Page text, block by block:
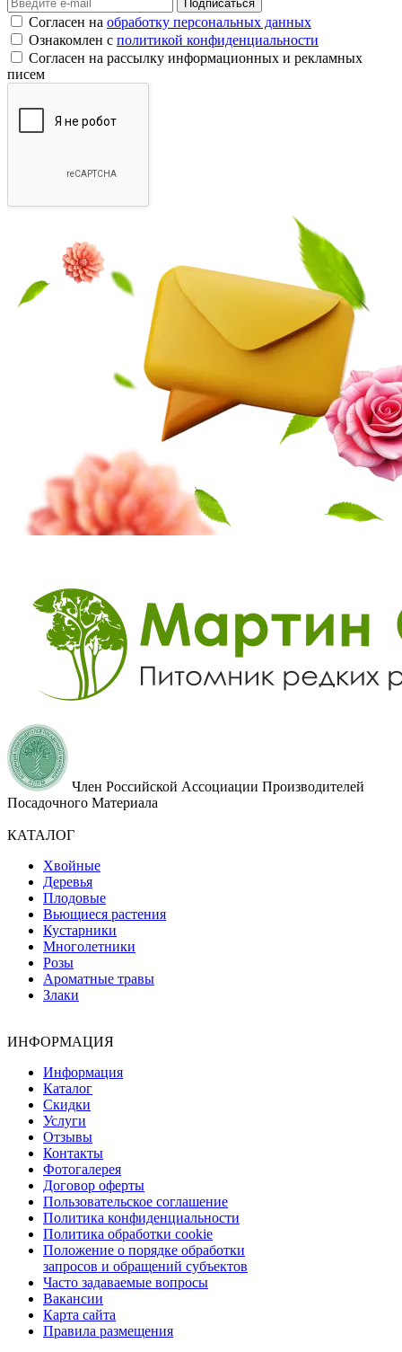
Согласен на обработку персональных данных
Ознакомлен с политикой конфиденциальности
Согласен на рассылку информационных и рекламных
писем
Член Российской Ассоциации Производителей
Посадочного Материала
КАТАЛОГ
Хвойные
Деревья
Плодовые
Вьющиеся растения
Кустарники
Многолетники
Розы
Ароматные травы
Злаки
ИНФОРМАЦИЯ
Информация
Каталог
Скидки
Услуги
Отзывы
Контакты
Фотогалерея
Договор оферты
Пользовательское соглашение
Политика конфиденциальности
Политика обработки cookie
Положение о порядке обработки
запросов и обращений субъектов
Часто задаваемые вопросы
Вакансии
Карта сайта
Правила размещения